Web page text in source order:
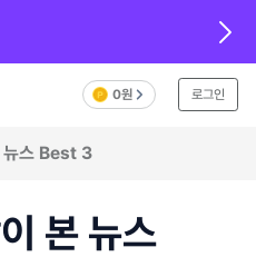
0원 로그인
뉴스 Best 3
본 뉴스